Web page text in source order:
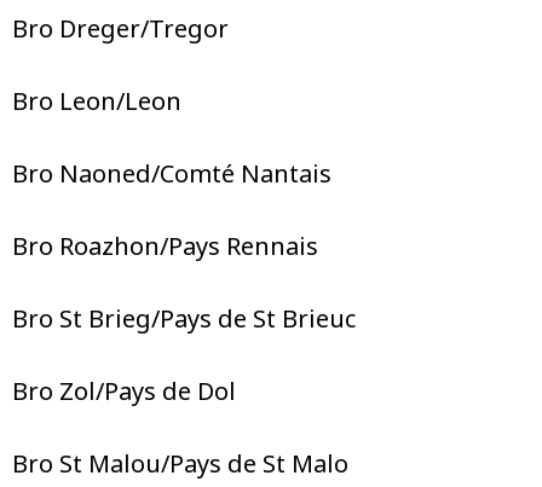
Bro Dreger/Tregor
Bro Leon/Leon
Bro Naoned/Comté Nantais
Bro Roazhon/Pays Rennais
Bro St Brieg/Pays de St Brieuc
Bro Zol/Pays de Dol
Bro St Malou/Pays de St Malo